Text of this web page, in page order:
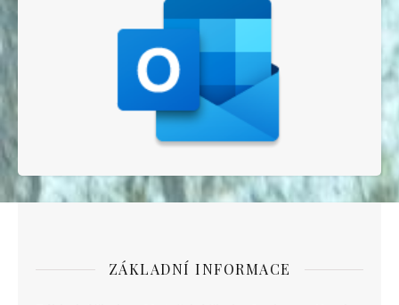
ZÁKLADNÍ INFORMACE